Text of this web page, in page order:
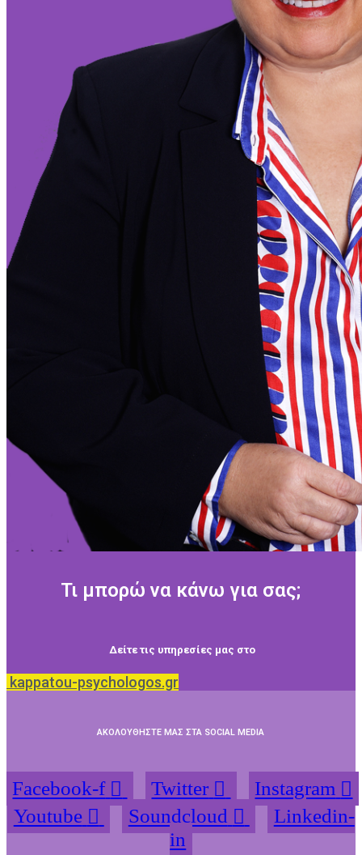
Τι μπορώ να κάνω για σας;
Δείτε τις υπηρεσίες μας στο
kappatou-psychologos.gr
ΑΚΟΛΟΥΘΗΣΤΕ ΜΑΣ ΣΤΑ SOCIAL MEDIA
Facebook-f Twitter
Instagram
Youtube
Soundcloud
Linkedin-
in